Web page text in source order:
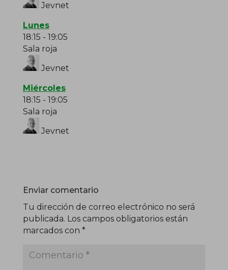
Jevnet
Lunes
18:15 - 19:05
Sala roja
Jevnet
Miércoles
18:15 - 19:05
Sala roja
Jevnet
Enviar comentario
Tu dirección de correo electrónico no será
publicada. Los campos obligatorios están
marcados con *